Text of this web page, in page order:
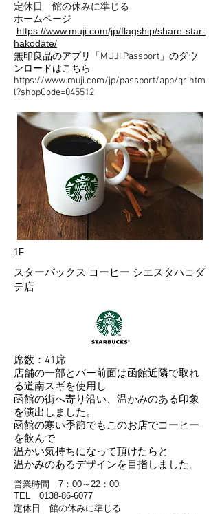
定休日 館の休みに準じる
​ホームページ
https://www.muji.com/jp/flagship/share-star-
hakodate/
無印良品のアプリ「MUJI Passport」のダウ
ンロードはこちら
https://www.muji.com/jp/passport/app/qr.htm
l?shopCode=045512
1F
スターバックス コーヒー シエスタハコダ
テ店
席数：41席
店舗の一部とバー前面は函館近隣で取れ
る道南スギを使用し
函館の街へ寄り沿い、温かみのある印象
を演出しました。
函館の寒い季節でもこのお店でコーヒー
を飲んで
温かい気持ちになって頂けたらと
温かみのあるデザインを目指しました。
営業時間 7：00～22：00
​TEL 0138-86-6077
定休日 館の休みに準じる​